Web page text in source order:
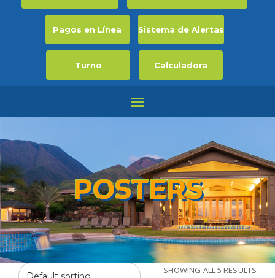
Pagos en Línea Sistema de Alertas
Turno Calculadora
POSTERS
SHOWING ALL 5 RESULTS